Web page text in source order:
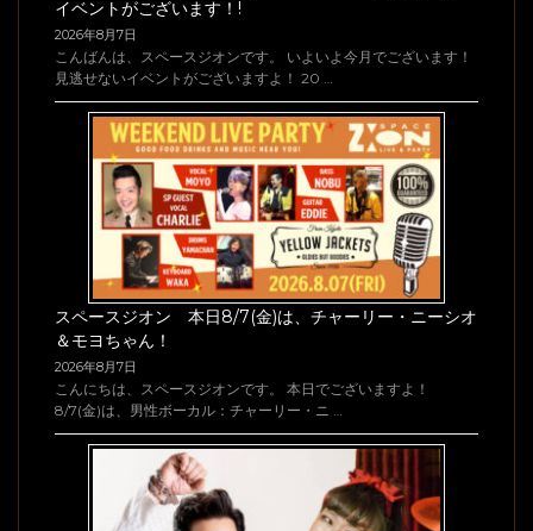
イベントがございます！!
2026年8月7日
こんばんは、スペースジオンです。 いよいよ今月でございます！
見逃せないイベントがございますよ！ 20 …
スペースジオン 本日8/7(金)は、チャーリー・ニーシオ
＆モヨちゃん！
2026年8月7日
こんにちは、スペースジオンです。 本日でございますよ！
8/7(金)は、男性ボーカル：チャーリー・ニ …